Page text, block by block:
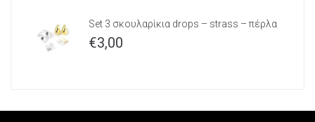
Set 3 σκουλαρίκια drops – strass – πέρλα
€3,00